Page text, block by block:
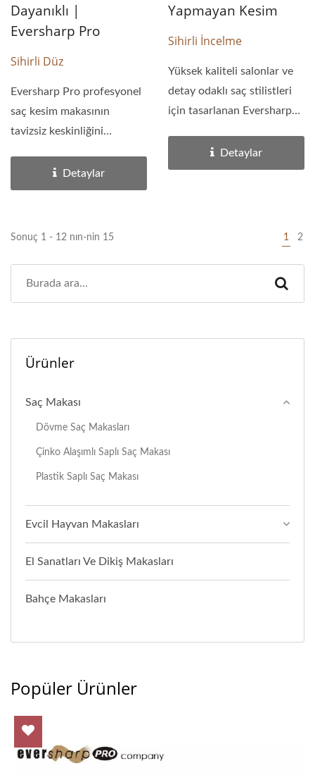
Dayanıklı |
Eversharp Pro
Sihirli Düz
Eversharp Pro profesyonel
saç kesim makasının
tavizsiz keskinliğini
Detaylar
Yapmayan Kesim
Sihirli İncelme
Yüksek kaliteli salonlar ve
detay odaklı saç stilistleri
için tasarlanan Eversharp
Detaylar
Sonuç 1 - 12 nın-nin 15 1 2
Ürünler
Saç Makası
Dövme Saç Makasları
Çinko Alaşımlı Saplı Saç Makası
Plastik Saplı Saç Makası
Evcil Hayvan Makasları
El Sanatları Ve Dikiş Makasları
Bahçe Makasları
Popüler Ürünler